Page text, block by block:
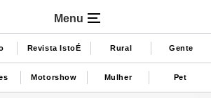
Menu
Revista IstoÉ Rural Gente
Motorshow Mulher Pet